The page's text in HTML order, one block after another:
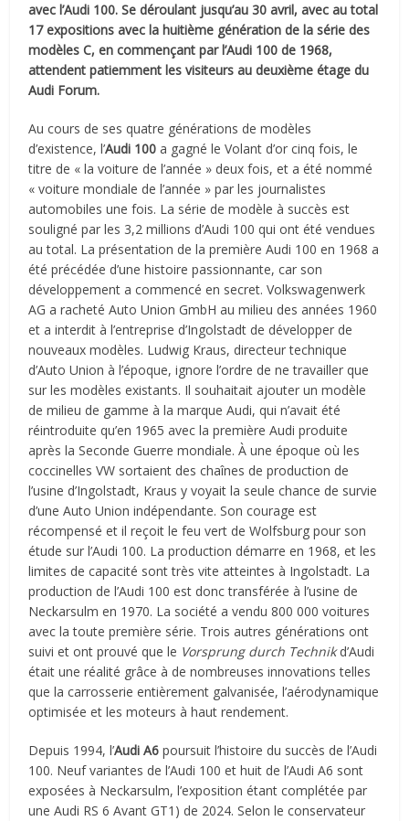
avec l’Audi 100. Se déroulant jusqu’au 30 avril, avec au total
17 expositions avec la huitième génération de la série des
modèles C, en commençant par l’Audi 100 de 1968,
attendent patiemment les visiteurs au deuxième étage du
Audi Forum.
Au cours de ses quatre générations de modèles
d’existence, l’Audi 100a gagné le Volant d’or cinq fois, le
titre de « la voiture de l’année » deux fois, et a été nommé
« voiture mondiale de l’année » par les journalistes
automobiles une fois. La série de modèle à succès est
souligné par les 3,2 millions d’Audi 100 qui ont été vendues
au total. La présentation de la première Audi 100 en 1968 a
été précédée d’une histoire passionnante, car son
développement a commencé en secret. Volkswagenwerk
AG a racheté Auto Union GmbH au milieu des années 1960
et a interdit à l’entreprise d’Ingolstadt de développer de
nouveaux modèles. Ludwig Kraus, directeur technique
d’Auto Union à l’époque, ignore l’ordre de ne travailler que
sur les modèles existants. Il souhaitait ajouter un modèle
de milieu de gamme à la marque Audi, qui n’avait été
réintroduite qu’en 1965 avec la première Audi produite
après la Seconde Guerre mondiale. À une époque où les
coccinelles VW sortaient des chaînes de production de
l’usine d’Ingolstadt, Kraus y voyait la seule chance de survie
d’une Auto Union indépendante. Son courage est
récompensé et il reçoit le feu vert de Wolfsburg pour son
étude sur l’Audi 100. La production démarre en 1968, et les
limites de capacité sont très vite atteintes à Ingolstadt. La
production de l’Audi 100 est donc transférée à l’usine de
Neckarsulm en 1970. La société a vendu 800 000 voitures
avec la toute première série. Trois autres générations ont
suivi et ont prouvé que le Vorsprung durch Technikd’Audi
était une réalité grâce à de nombreuses innovations telles
que la carrosserie entièrement galvanisée, l’aérodynamique
optimisée et les moteurs à haut rendement.
Depuis 1994, l’Audi A6poursuit l’histoire du succès de l’Audi
100. Neuf variantes de l’Audi 100 et huit de l’Audi A6 sont
exposées à Neckarsulm, l’exposition étant complétée par
une Audi RS 6 Avant GT1) de 2024. Selon le conservateur